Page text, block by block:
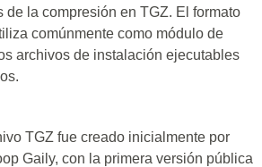
de la compresión en TGZ. El formato
comúnmente como módulo de
archivos de instalación ejecutables
TGZ fue creado inicialmente por
Gaily, con la primera versión pública